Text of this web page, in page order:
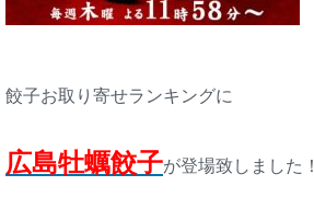
餃子お取り寄せランキングに
広島牡蠣餃子が登場致しました！